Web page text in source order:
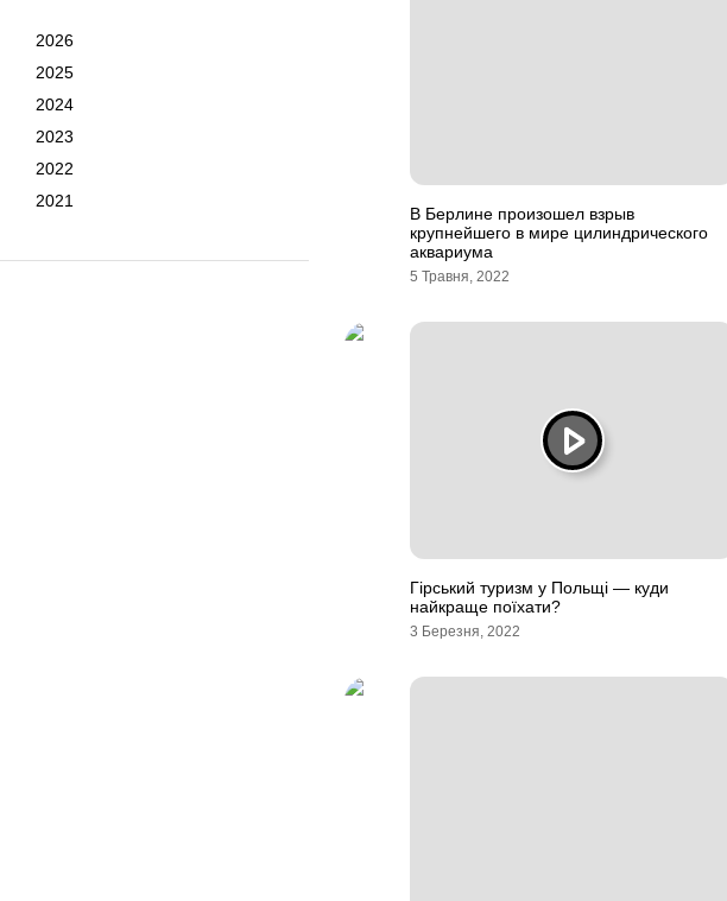
2026
2025
2024
2023
2022
2021
В Берлине произошел взрыв
крупнейшего в мире цилиндрического
аквариума
5 Травня, 2022
Гірський туризм у Польщі — куди
найкраще поїхати?
3 Березня, 2022